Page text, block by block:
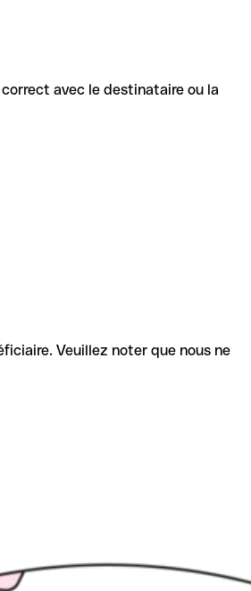
avec le destinataire ou la
Veuillez noter que nous ne